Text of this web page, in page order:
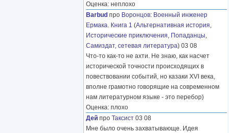
Оценка: неплохо
Barbud про Воронцов: Военный инженер
Ермака. Книга 1 (Альтернативная история,
Исторические приключения, Попаданцы,
Самиздат, сетевая литература) 03 08
Что-то как-то не ахти. Не знаю, как насчет
исторической точности происходящих в
повествовании событий, но казаки XVI века,
вполне грамотно говорящие на современном
нам литературном языке - это перебор)
Оценка: плохо
Дей про Таксист 03 08
Мне было очень захватывающе. Идея